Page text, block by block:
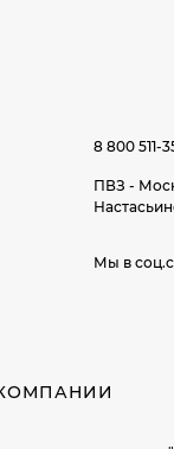
8 800 511-
ПВЗ -
Мы в